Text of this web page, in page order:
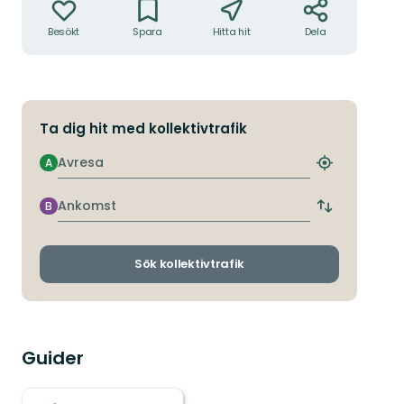
Besökt Spara Hitta hit Dela
Ta dig hit med kollektivtrafik
Avresa
A
Hitta
hållplats
Ankomst
B
Byt
och
Sök kollektivtrafik
Guider